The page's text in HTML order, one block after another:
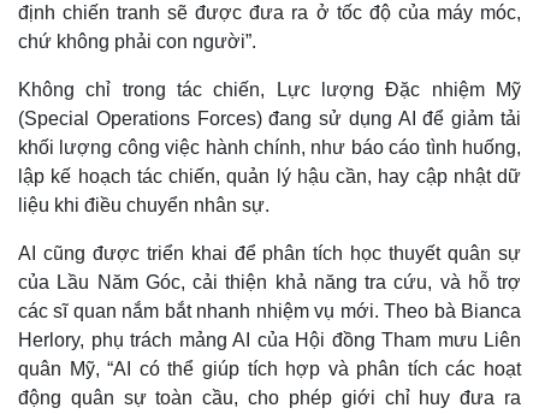
định chiến tranh sẽ được đưa ra ở tốc độ của máy móc,
chứ không phải con người”.
Không chỉ trong tác chiến, Lực lượng Đặc nhiệm Mỹ
(Special Operations Forces) đang sử dụng AI để giảm tải
khối lượng công việc hành chính, như báo cáo tình huống,
lập kế hoạch tác chiến, quản lý hậu cần, hay cập nhật dữ
liệu khi điều chuyển nhân sự.
AI cũng được triển khai để phân tích học thuyết quân sự
của Lầu Năm Góc, cải thiện khả năng tra cứu, và hỗ trợ
các sĩ quan nắm bắt nhanh nhiệm vụ mới. Theo bà Bianca
Herlory, phụ trách mảng AI của Hội đồng Tham mưu Liên
quân Mỹ, “AI có thể giúp tích hợp và phân tích các hoạt
động quân sự toàn cầu, cho phép giới chỉ huy đưa ra